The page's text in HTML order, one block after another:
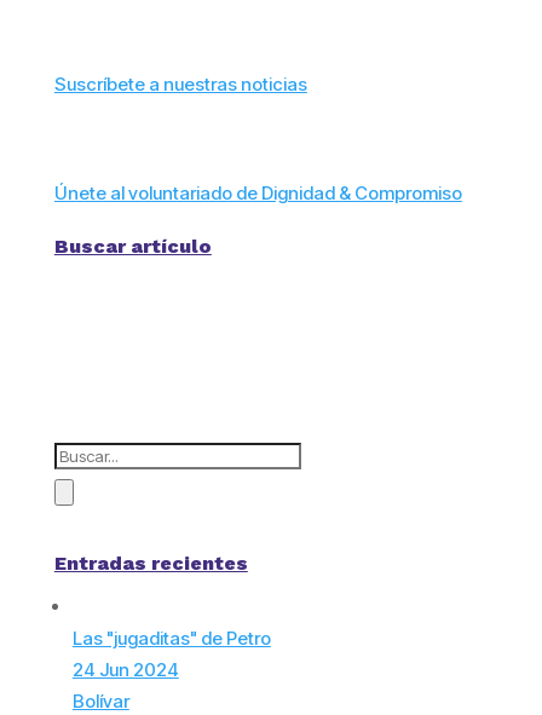
Suscríbete a nuestras noticias
Únete al voluntariado de Dignidad & Compromiso
Buscar artículo
Entradas recientes
Las "jugaditas" de Petro
24 Jun 2024
Bolívar